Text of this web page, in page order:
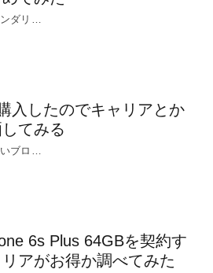
ンダリ…
入したのでキャリアとか
てみる
いブロ…
6s Plus 64GBを契約す
アがお得か調べてみた